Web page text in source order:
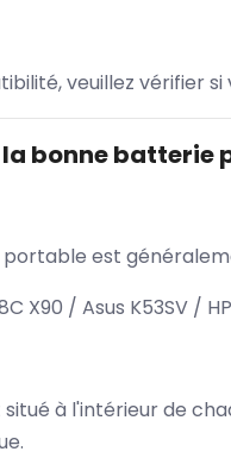
veuillez vérifier
bonne batterie
est
X90 / Asus K53SV /
à l'intérieur de